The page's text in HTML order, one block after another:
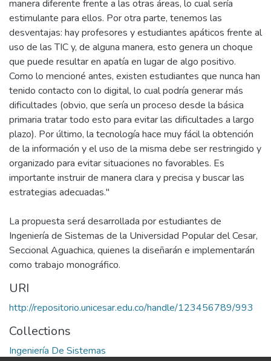
manera diferente frente a las otras áreas, lo cual sería
estimulante para ellos. Por otra parte, tenemos las
desventajas: hay profesores y estudiantes apáticos frente al
uso de las TIC y, de alguna manera, esto genera un choque
que puede resultar en apatía en lugar de algo positivo.
Como lo mencioné antes, existen estudiantes que nunca han
tenido contacto con lo digital, lo cual podría generar más
dificultades (obvio, que sería un proceso desde la básica
primaria tratar todo esto para evitar las dificultades a largo
plazo). Por último, la tecnología hace muy fácil la obtención
de la información y el uso de la misma debe ser restringido y
organizado para evitar situaciones no favorables. Es
importante instruir de manera clara y precisa y buscar las
estrategias adecuadas."
La propuesta será desarrollada por estudiantes de
Ingeniería de Sistemas de la Universidad Popular del Cesar,
Seccional Aguachica, quienes la diseñarán e implementarán
como trabajo monográfico.
URI
http://repositorio.unicesar.edu.co/handle/123456789/993
Collections
Ingeniería De Sistemas